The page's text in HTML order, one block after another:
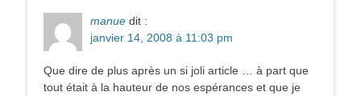
manue dit :
janvier 14, 2008 à 11:03 pm
Que dire de plus après un si joli article … à part que
tout était à la hauteur de nos espérances et que je